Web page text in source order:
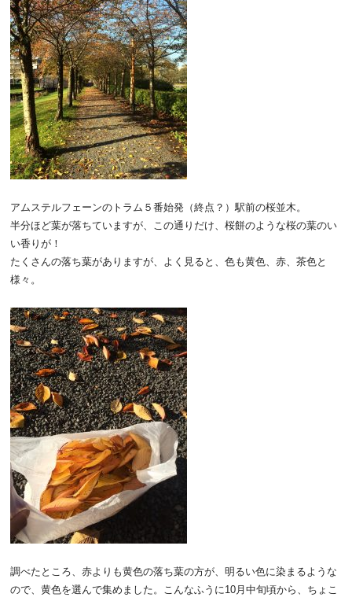
アムステルフェーンのトラム５番始発（終点？）駅前の桜並木。
半分ほど葉が落ちていますが、この通りだけ、桜餅のような桜の葉のい
い香りが！
たくさんの落ち葉がありますが、よく見ると、色も黄色、赤、茶色と
様々。
調べたところ、赤よりも黄色の落ち葉の方が、明るい色に染まるような
ので、黄色を選んで集めました。こんなふうに10月中旬頃から、ちょこ